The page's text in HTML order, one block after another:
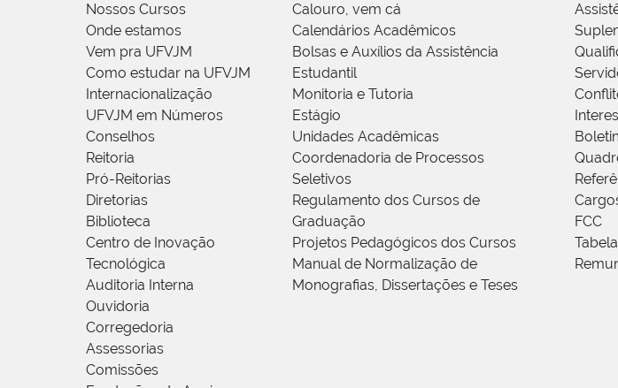
Nossos Cursos
Onde estamos
Vem pra UFVJM
Como estudar na UFVJM
Internacionalização
UFVJM em Números
Conselhos
Reitoria
Pró-Reitorias
Diretorias
Biblioteca
Centro de Inovação
Tecnológica
Auditoria Interna
Ouvidoria
Corregedoria
Assessorias
Comissões
Calouro, vem cá
Calendários Acadêmicos
Bolsas e Auxílios da Assistência
Estudantil
Monitoria e Tutoria
Estágio
Unidades Acadêmicas
Coordenadoria de Processos
Seletivos
Regulamento dos Cursos de
Graduação
Projetos Pedagógicos dos Cursos
Manual de Normalização de
Monografias, Dissertações e Teses
FCC